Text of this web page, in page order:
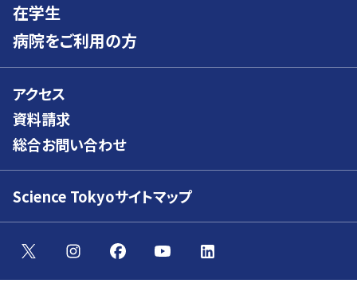
在学生
病院をご利用の方
アクセス
資料請求
総合お問い合わせ
Science Tokyoサイトマップ